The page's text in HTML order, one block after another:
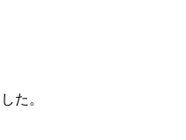
た。